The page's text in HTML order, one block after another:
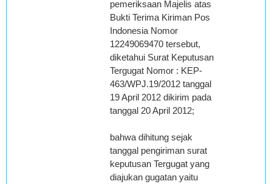
pemeriksaan Majelis atas
Bukti Terima Kiriman Pos
Indonesia Nomor
12249069470 tersebut,
diketahui Surat Keputusan
Tergugat Nomor : KEP-
463/WPJ.19/2012 tanggal
19 April 2012 dikirim pada
tanggal 20 April 2012;
bahwa dihitung sejak
tanggal pengiriman surat
keputusan Tergugat yang
diajukan gugatan yaitu